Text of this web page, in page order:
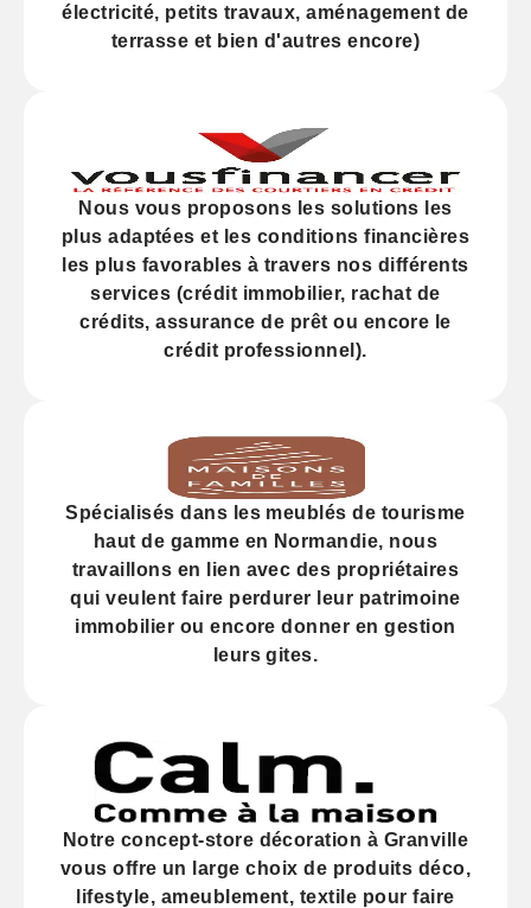
électricité, petits travaux, aménagement de
terrasse et bien d'autres encore)
Nous vous proposons les solutions les
plus adaptées et les conditions financières
les plus favorables à travers nos différents
services (crédit immobilier, rachat de
crédits,assurance de prêt ou encore le
crédit professionnel).
Spécialisés dans les meublés de tourisme
haut de gamme en Normandie, nous
travaillons en lien avec des propriétaires
qui veulent faire perdurer leur patrimoine
immobilier ou encore donner en gestion
leurs gites.
Notre concept-store décoration à Granville
vous offre un large choix de produits déco,
lifestyle, ameublement, textile pour faire